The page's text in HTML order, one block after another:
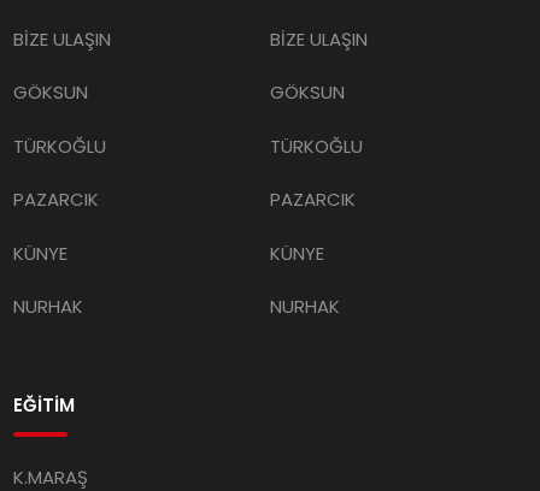
BİZE ULAŞIN
GÖKSUN
TÜRKOĞLU
PAZARCIK
KÜNYE
NURHAK
BİZE ULAŞIN
GÖKSUN
TÜRKOĞLU
PAZARCIK
KÜNYE
NURHAK
EĞİTİM
K.MARAŞ